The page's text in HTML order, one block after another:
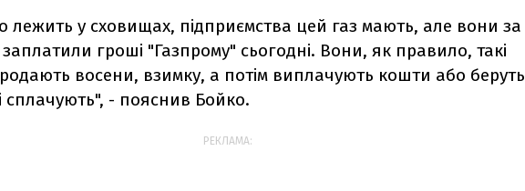
лежить у сховищах, підприємства цей газ мають, але вони за
гроші "Газпрому" сьогодні. Вони, як правило, такі
восени, взимку, а потім виплачують кошти або беруть
сплачують", - пояснив Бойко.
РЕКЛАМА: